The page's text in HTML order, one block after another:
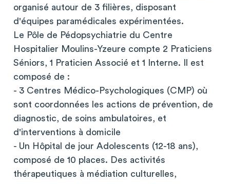
organisé autour de 3 filières, disposant
d'équipes paramédicales expérimentées.
Le Pôle de Pédopsychiatrie du Centre
Hospitalier Moulins-Yzeure compte 2 Praticiens
Séniors, 1 Praticien Associé et 1 Interne. Il est
composé de :
- 3 Centres Médico-Psychologiques (CMP) où
sont coordonnées les actions de prévention, de
diagnostic, de soins ambulatoires, et
d'interventions à domicile
- Un Hôpital de jour Adolescents (12-18 ans),
composé de 10 places. Des activités
thérapeutiques à médiation culturelles,